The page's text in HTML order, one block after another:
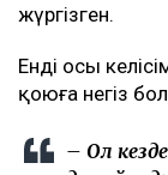
жүргізген.
Енді осы
қоюға негіз
– Ол